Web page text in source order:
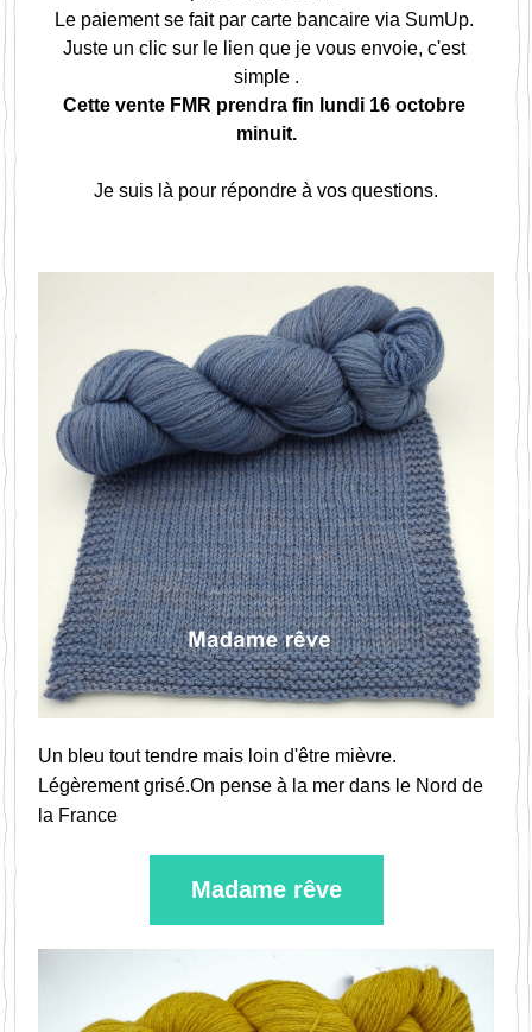
Le paiement se fait par carte bancaire via SumUp.
Juste un clic sur le lien que je vous envoie, c'est
simple .
Cette vente FMR prendra fin lundi 16 octobre
minuit.
Je suis là pour répondre à vos questions.
Un bleu tout tendre mais loin d'être mièvre.
Légèrement grisé.On pense à la mer dans le Nord de
la France
Madame rêve